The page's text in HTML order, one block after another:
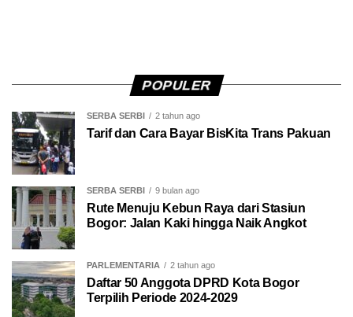
POPULER
SERBA SERBI 2 tahun ago
Tarif dan Cara Bayar BisKita Trans Pakuan
SERBA SERBI 9 bulan ago
Rute Menuju Kebun Raya dari Stasiun
Bogor: Jalan Kaki hingga Naik Angkot
PARLEMENTARIA 2 tahun ago
Daftar 50 Anggota DPRD Kota Bogor
Terpilih Periode 2024-2029